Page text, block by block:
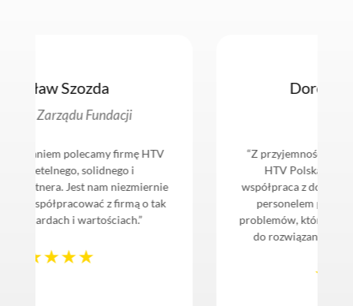
Fundacji
polecamy firmę HTV
solidnego i
Jest nam niezmiernie
z firmą o tak
i wartościach.”
Dorota
“Z przyjemnością stwierdzam,
HTV Polska był wyborem
współpraca z doświadczonym i
personelem pozwoliła nam
problemów, które wcześniej
do rozwiązania z powodów